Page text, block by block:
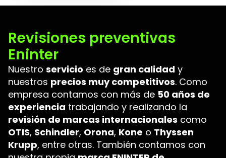
Revisiones preventivas
Eninter
Nuestro servicio es de gran calidad y
nuestros precios muy competitivos. Como
empresa contamos con más de 50 años de
experiencia trabajando y realizando la
revisión de marcas internacionales como
OTIS, Schindler, Orona, Kone o Thyssen
Krupp, entre otras. También contamos con